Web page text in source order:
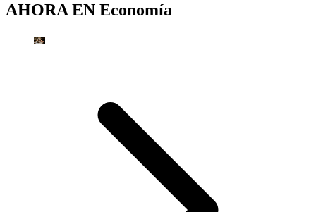
AHORA EN Economía